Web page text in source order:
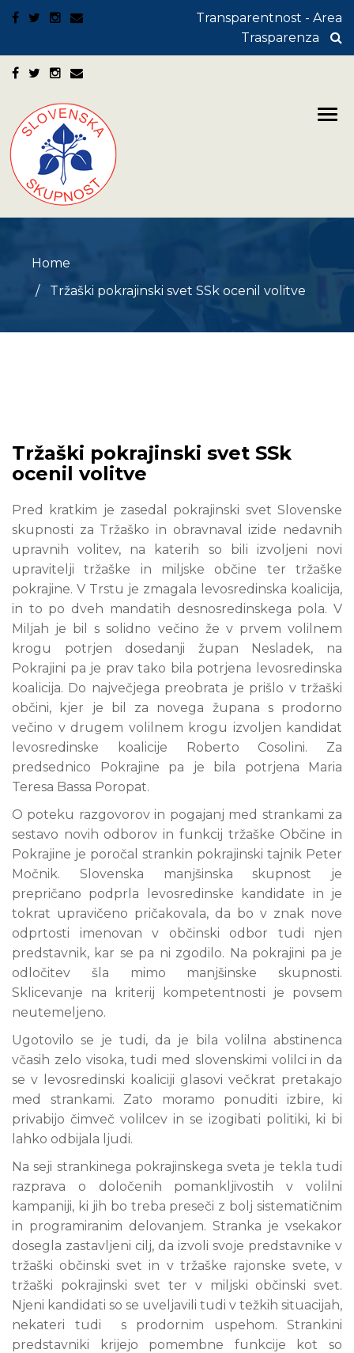
Transparentnost - Area
Trasparenza
Home
Tržaški pokrajinski svet SSk ocenil volitve
Tržaški pokrajinski svet SSk
ocenil volitve
Pred kratkim je zasedal pokrajinski svet Slovenske
skupnosti za Tržaško in obravnaval izide nedavnih
upravnih volitev, na katerih so bili izvoljeni novi
upravitelji tržaške in miljske občine ter tržaške
pokrajine. V Trstu je zmagala levosredinska koalicija,
in to po dveh mandatih desnosredinskega pola. V
Miljah je bil s solidno večino že v prvem volilnem
krogu potrjen dosedanji župan Nesladek, na
Pokrajini pa je prav tako bila potrjena levosredinska
koalicija. Do največjega preobrata je prišlo v tržaški
občini, kjer je bil za novega župana s prodorno
večino v drugem volilnem krogu izvoljen kandidat
levosredinske koalicije Roberto Cosolini. Za
predsednico Pokrajine pa je bila potrjena Maria
Teresa Bassa Poropat.
O poteku razgovorov in pogajanj med strankami za
sestavo novih odborov in funkcij tržaške Občine in
Pokrajine je poročal strankin pokrajinski tajnik Peter
Močnik. Slovenska manjšinska skupnost je
prepričano podprla levosredinske kandidate in je
tokrat upravičeno pričakovala, da bo v znak nove
odprtosti imenovan v občinski odbor tudi njen
predstavnik, kar se pa ni zgodilo. Na pokrajini pa je
odločitev šla mimo manjšinske skupnosti.
Sklicevanje na kriterij kompetentnosti je povsem
neutemeljeno.
Ugotovilo se je tudi, da je bila volilna abstinenca
včasih zelo visoka, tudi med slovenskimi volilci in da
se v levosredinski koaliciji glasovi večkrat pretakajo
med strankami. Zato moramo ponuditi izbire, ki
privabijo čimveč volilcev in se izogibati politiki, ki bi
lahko odbijala ljudi.
Na seji strankinega pokrajinskega sveta je tekla tudi
razprava o določenih pomankljivostih v volilni
kampaniji, ki jih bo treba preseči z bolj sistematičnim
in programiranim delovanjem. Stranka je vsekakor
dosegla zastavljeni cilj, da izvoli svoje predstavnike v
tržaški občinski svet in v tržaške rajonske svete, v
tržaški pokrajinski svet ter v miljski občinski svet.
Njeni kandidati so se uveljavili tudi v težkih situacijah,
nekateri tudi s prodornim uspehom. Strankini
predstavniki krijejo pomembne funkcije kot so